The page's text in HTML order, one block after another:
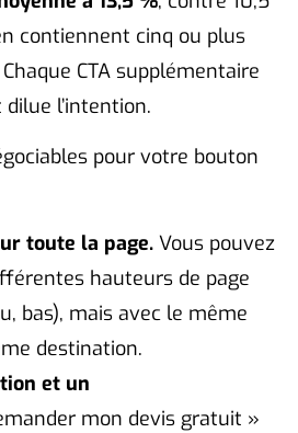
contiennent cinq ou plus
CTA supplémentaire
l’intention.
pour votre bouton
toute la page. Vous pouvez
hauteurs de page
bas), mais avec le même
destination.
et un
mon devis gratuit »